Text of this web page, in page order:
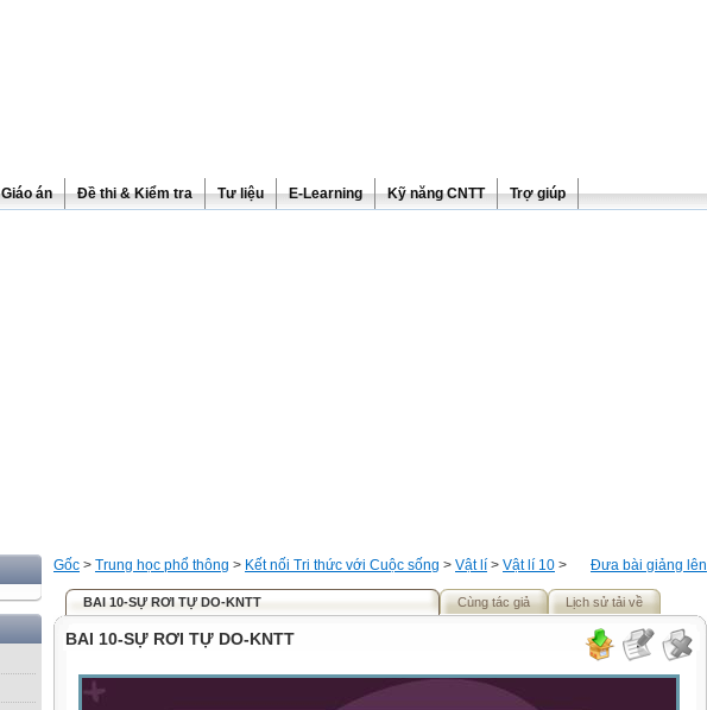
Giáo án Đề thi & Kiểm tra Tư liệu E-Learning Kỹ năng CNTT Trợ giúp
Đưa bài giảng lên
Gốc > Trung học phổ thông > Kết nối Tri thức với Cuộc sống > Vật lí > Vật lí 10 >
BAI 10-SỰ RƠI TỰ DO-KNTT Cùng tác giả Lịch sử tải về
BAI 10-SỰ RƠI TỰ DO-KNTT